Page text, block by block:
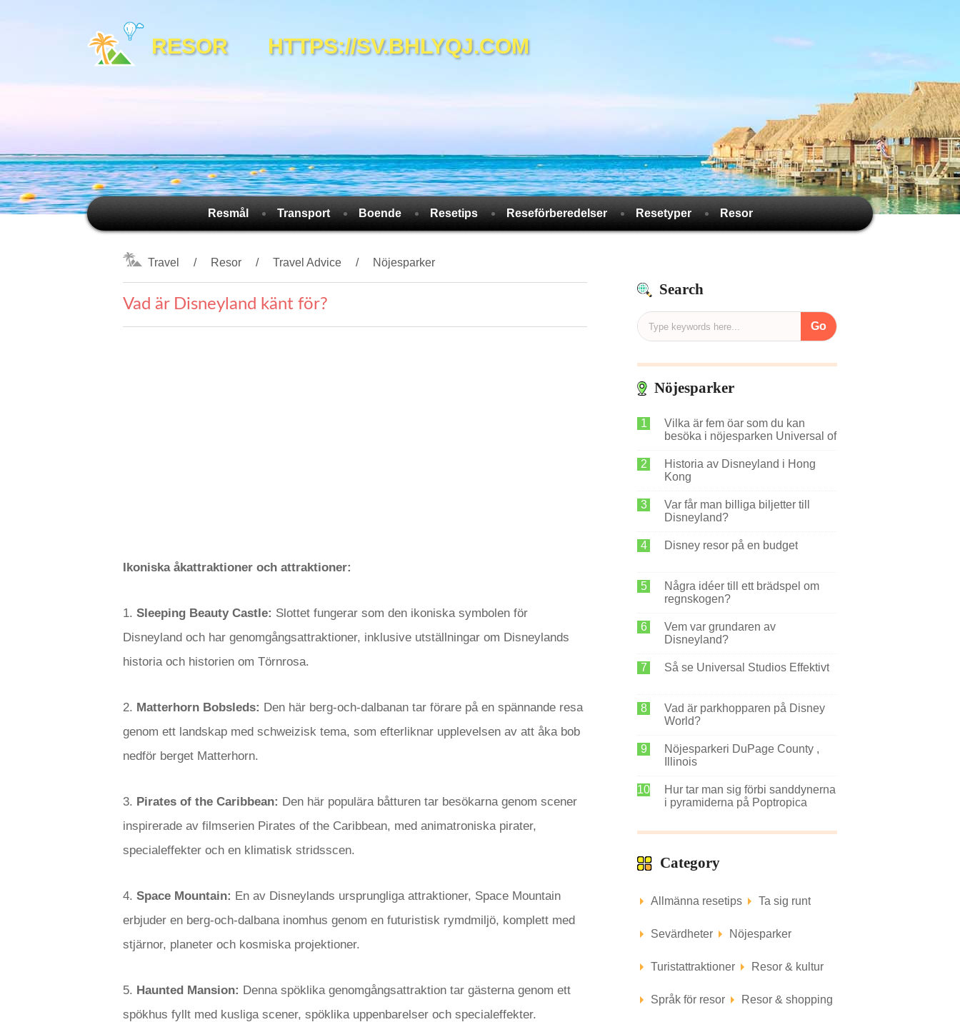
RESOR HTTPS://SV.BHLYQJ.COM
Resmål Transport Boende Resetips Reseförberedelser Resetyper Resor
Travel Resor Travel Advice Nöjesparker
Vad är Disneyland känt för?
Ikoniska åkattraktioner och attraktioner:
1. Sleeping Beauty Castle: Slottet fungerar som den ikoniska symbolen för
Disneyland och har genomgångsattraktioner, inklusive utställningar om Disneylands
historia och historien om Törnrosa.
2. Matterhorn Bobsleds: Den här berg-och-dalbanan tar förare på en spännande resa
genom ett landskap med schweizisk tema, som efterliknar upplevelsen av att åka bob
nedför berget Matterhorn.
3. Pirates of the Caribbean: Den här populära båtturen tar besökarna genom scener
inspirerade av filmserien Pirates of the Caribbean, med animatroniska pirater,
specialeffekter och en klimatisk stridsscen.
4. Space Mountain: En av Disneylands ursprungliga attraktioner, Space Mountain
erbjuder en berg-och-dalbana inomhus genom en futuristisk rymdmiljö, komplett med
stjärnor, planeter och kosmiska projektioner.
5. Haunted Mansion: Denna spöklika genomgångsattraktion tar gästerna genom ett
spökhus fyllt med kusliga scener, spöklika uppenbarelser och specialeffekter.
Search
Nöjesparker
Vilka är fem öar som du kan
besöka i nöjesparken Universal of
Historia av Disneyland i Hong
Kong
Var får man billiga biljetter till
Disneyland?
Disney resor på en budget
Några idéer till ett brädspel om
regnskogen?
Vem var grundaren av
Disneyland?
Så se Universal Studios Effektivt
Vad är parkhopparen på Disney
World?
Nöjesparkeri DuPage County ,
Illinois
Hur tar man sig förbi sanddynerna
i pyramiderna på Poptropica
Category
Allmänna resetips Ta sig runt
Sevärdheter Nöjesparker
Turistattraktioner Resor & kultur
Språk för resor Resor & shopping